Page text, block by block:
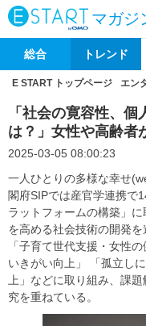
マガジ
総合 トレンド
E START トップページ エン
「社会の寛容性、
は？」女性や高齢者
2025-03-05 08:00:23
一人ひとりの多様な幸せ
閣府SIPでは産官学連携で
ラットフォームの構築」
を高める社会技術の開発を
「子育て世代支援・女性
いきがい向上」 「孤立し
上」などに取り組み、課
究を重ねている。